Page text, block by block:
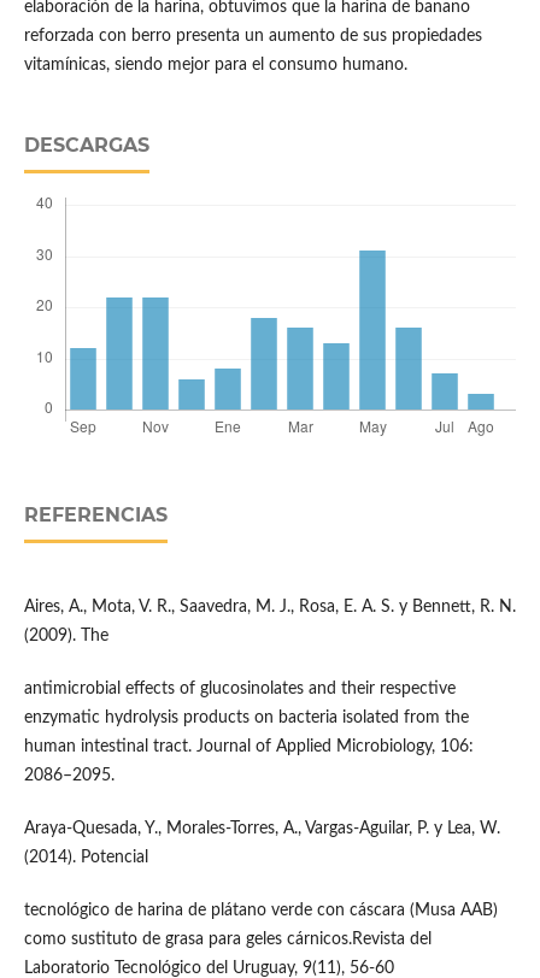
elaboración de la harina, obtuvimos que la harina de banano
reforzada con berro presenta un aumento de sus propiedades
vitamínicas, siendo mejor para el consumo humano.
DESCARGAS
REFERENCIAS
Aires, A., Mota, V. R., Saavedra, M. J., Rosa, E. A. S. y Bennett, R. N.
(2009). The
antimicrobial effects of glucosinolates and their respective
enzymatic hydrolysis products on bacteria isolated from the
human intestinal tract. Journal of Applied Microbiology, 106:
2086–2095.
Araya-Quesada, Y., Morales-Torres, A., Vargas-Aguilar, P. y Lea, W.
(2014). Potencial
tecnológico de harina de plátano verde con cáscara (Musa AAB)
como sustituto de grasa para geles cárnicos.Revista del
Laboratorio Tecnológico del Uruguay, 9(11), 56-60